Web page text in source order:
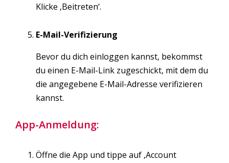
Klicke ‚Beitreten‘.
E-Mail-Verifizierung
Bevor du dich einloggen kannst, bekommst
du einen E-Mail-Link zugeschickt, mit dem du
die angegebene E-Mail-Adresse verifizieren
kannst.
App-Anmeldung:
Öffne die App und tippe auf ‚Account